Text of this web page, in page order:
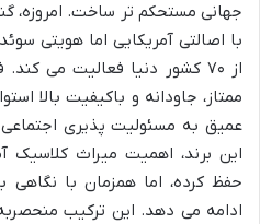
جهانی مستحکم تر ساخت. امروزه،
با اصالتی آمریکایی اما هویتی
از ۷۰ کشور دنیا فعالیت می
ممتاز، جاودانه و باکیفیت بالا
عمیق به مسئولیت پذیری
این برند، اهمیت میراث کلاسیک
حفظ کرده، اما همزمان با نگاهی
ادامه می دهد. این ترکیب